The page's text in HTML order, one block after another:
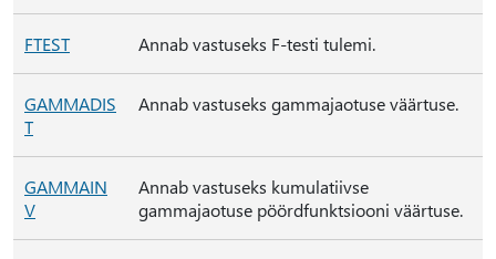
FTEST Annab vastuseks F-testi tulemi.
GAMMADIS
T
Annab vastuseks gammajaotuse väärtuse.
GAMMAIN
V
Annab vastuseks kumulatiivse
gammajaotuse pöördfunktsiooni väärtuse.